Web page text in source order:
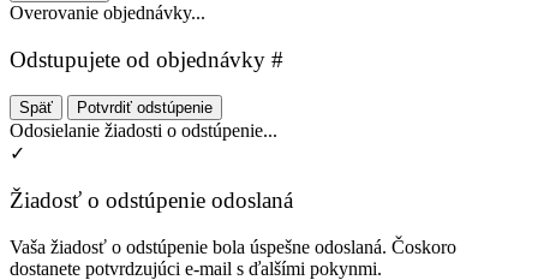
Overovanie objednávky...
Odstupujete od objednávky #
Späť Potvrdiť odstúpenie
Odosielanie žiadosti o odstúpenie...
✓
Žiadosť o odstúpenie odoslaná
Vaša žiadosť o odstúpenie bola úspešne odoslaná. Čoskoro
dostanete potvrdzujúci e-mail s ďalšími pokynmi.